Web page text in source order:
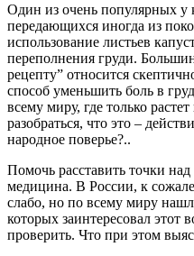
Один из очень популярных у
передающихся иногда из
использование листьев
переполнения груди.
рецепту” относится
способ уменьшить боль в
всему миру, где только
разобраться, что это –
народное поверье?..
Помочь расставить точки
медицина. В России, к
слабо, но по всему миру
которых заинтересовал этот
проверить. Что при этом